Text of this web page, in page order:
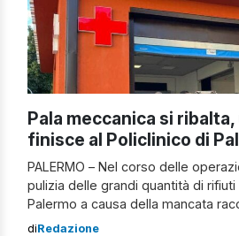
Pala meccanica si
finisce al Policlinico di
PALERMO – Nel corso delle
pulizia delle grandi quantità di
Palermo a causa della mancata
giorni, si è verificato un incidente in
diRedazione